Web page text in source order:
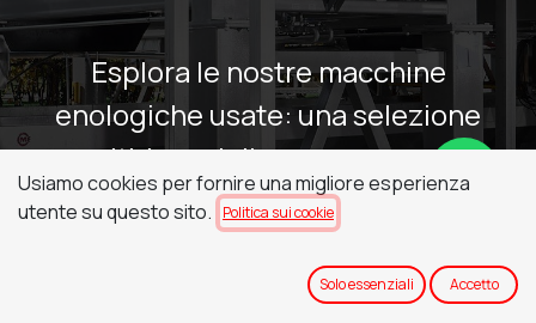
Esplora le nostre macchine
enologiche usate: una selezione
multi-brand di presse, pompe,
diraspatrici e pigiatrici e altre
attrezzature enologiche per ogni fase
della vinificazione.
Usiamo cookies per fornire una migliore esperienza
utente su questo sito.
Politica sui cookie
Solo essenziali Accetto